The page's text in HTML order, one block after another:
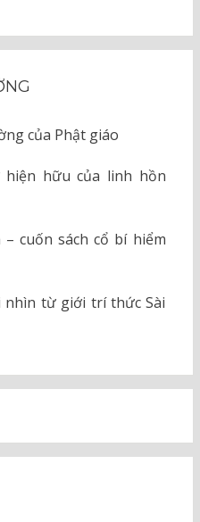
của Phật giáo
hữu của linh hồn
cuốn sách cổ bí hiểm
nhìn từ giới trí thức Sài